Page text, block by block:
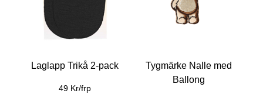
Laglapp Trikå 2-pack
49 Kr/frp
Tygmärke Nalle med
Ballong